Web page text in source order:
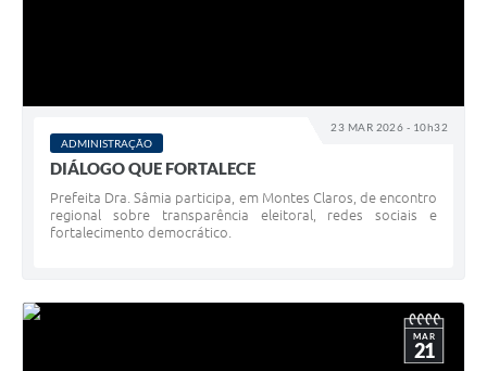
23 MAR 2026 - 10h32
ADMINISTRAÇÃO
DIÁLOGO QUE FORTALECE
Prefeita Dra. Sâmia participa, em Montes Claros, de encontro
regional sobre transparência eleitoral, redes sociais e
fortalecimento democrático.
MAR
21